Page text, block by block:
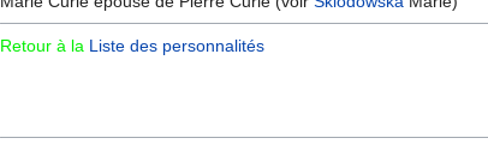
Retour à la Liste des personnalités